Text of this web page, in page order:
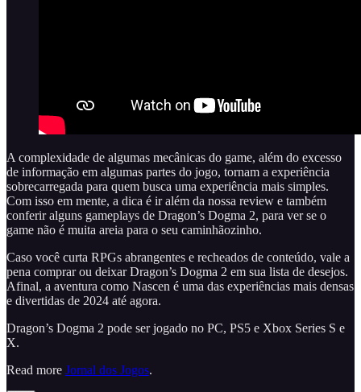
A complexidade de algumas mecânicas do game, além do excesso
de informação em algumas partes do jogo, tornam a experiência
sobrecarregada para quem busca uma experiência mais simples.
Com isso em mente, a dica é ir além da nossa review e também
conferir alguns gameplays de Dragon’s Dogma 2, para ver se o
game não é muita areia para o seu caminhãozinho.
Caso você curta RPGs abrangentes e recheados de conteúdo, vale a
pena comprar ou deixar Dragon’s Dogma 2 em sua lista de desejos.
Afinal, a aventura como Nascen é uma das experiências mais densas
e divertidas de 2024 até agora.
Dragon’s Dogma 2 pode ser jogado no PC, PS5 e Xbox Series S e
X.
Read more Jornal dos Jogos.